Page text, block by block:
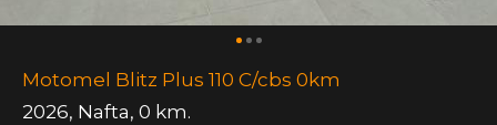
Motomel Blitz Plus 110 C/cbs 0km
2026, Nafta, 0 km.